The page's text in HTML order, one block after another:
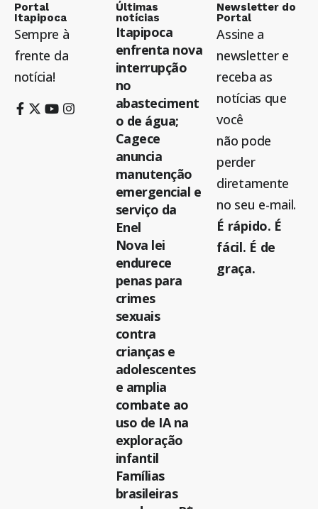
Portal
Itapipoca
Sempre à
frente da
notícia!
Últimas
notícias
Itapipoca
enfrenta nova
interrupção
no
abasteciment
o de água;
Cagece
anuncia
manutenção
emergencial e
serviço da
Enel
Nova lei
endurece
penas para
crimes
sexuais
contra
crianças e
adolescentes
e amplia
combate ao
uso de IA na
exploração
infantil
Famílias
brasileiras
Newsletter do
Portal
Assine a
newsletter e
receba as
notícias que
você
não pode
perder
diretamente
no seu e-mail.
É rápido. É
fácil. É de
graça.